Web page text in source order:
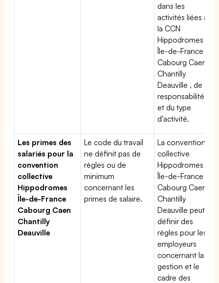
dans les
activités liées à
la CCN
Hippodromes
Île-de-France
Cabourg Caen
Chantilly
Deauville , de sa
responsabilité
et du type
d'activité.
Les primes des
salariés pour la
convention
collective
Hippodromes
Île-de-France
Cabourg Caen
Chantilly
Deauville
Le code du travail
ne définit pas de
règles ou de
minimum
concernant les
primes de salaire.
La convention
collective
Hippodromes
Île-de-France
Cabourg Caen
Chantilly
Deauville peut
définir des
règles pour les
employeurs
concernant la
gestion et le
cadre des